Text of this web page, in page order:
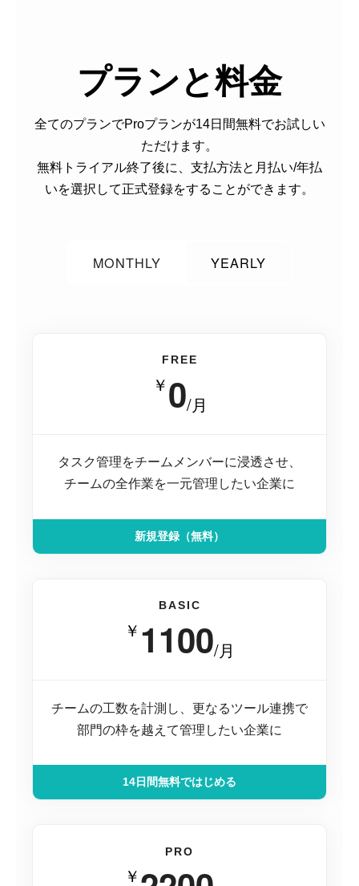
プランと料金
全てのプランでProプランが14日間無料でお試しい
ただけます。
無料トライアル終了後に、支払方法と月払い/年払
いを選択して正式登録をすることができます。
MONTHLY YEARLY
FREE
￥0/月
タスク管理をチームメンバーに浸透させ、
チームの全作業を一元管理したい企業に
新規登録（無料）
BASIC
￥ 1100/月
チームの工数を計測し、更なるツール連携で
部門の枠を越えて管理したい企業に
14日間無料ではじめる
PRO
￥